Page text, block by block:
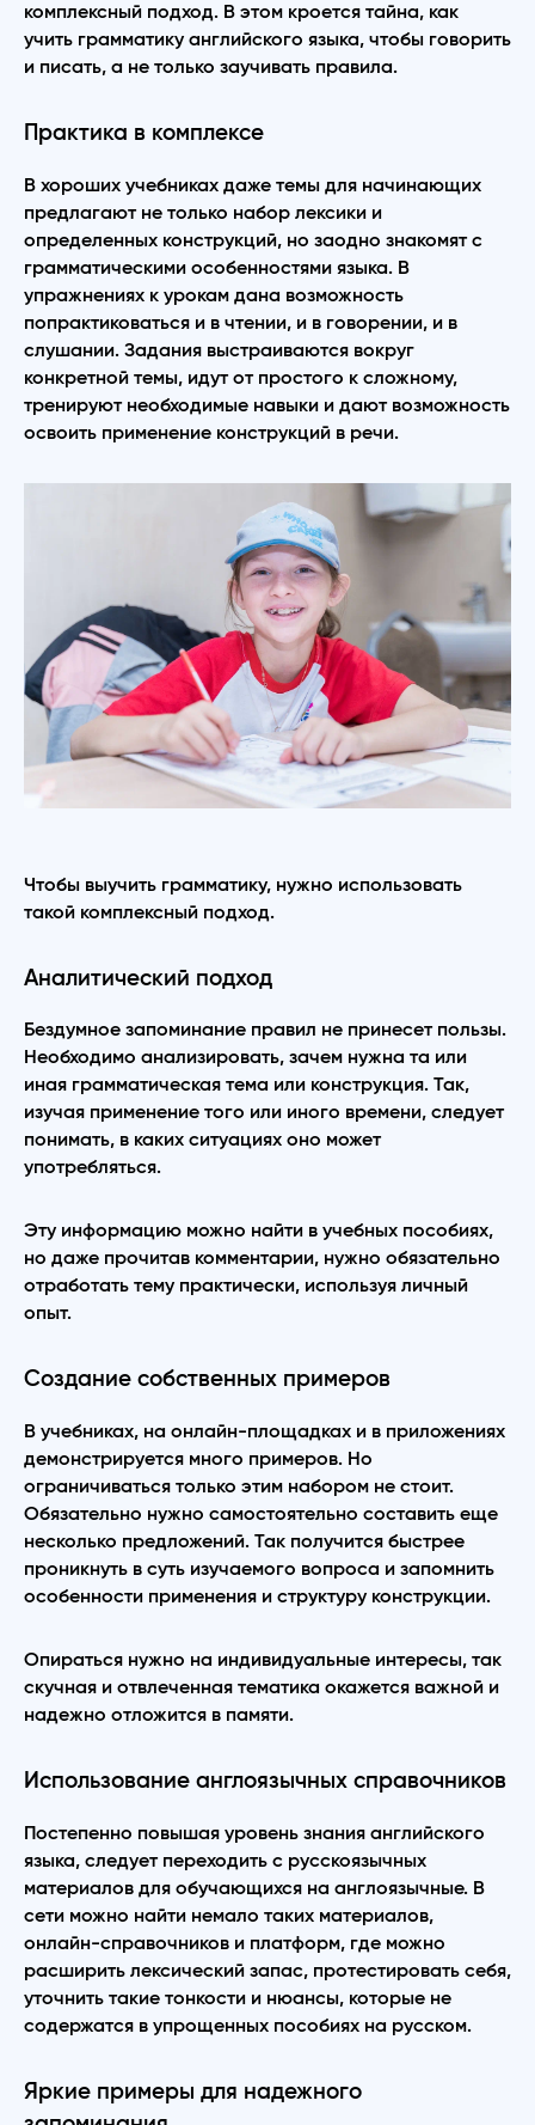
комплексный подход. В этом кроется тайна, как
учить грамматику английского языка, чтобы говорить
и писать, а не только заучивать правила.
Практика в комплексе
В хороших учебниках даже темы для начинающих
предлагают не только набор лексики и
определенных конструкций, но заодно знакомят с
грамматическими особенностями языка. В
упражнениях к урокам дана возможность
попрактиковаться и в чтении, и в говорении, и в
слушании. Задания выстраиваются вокруг
конкретной темы, идут от простого к сложному,
тренируют необходимые навыки и дают возможность
освоить применение конструкций в речи.
Чтобы выучить грамматику, нужно использовать
такой комплексный подход.
Аналитический подход
Бездумное запоминание правил не принесет пользы.
Необходимо анализировать, зачем нужна та или
иная грамматическая тема или конструкция. Так,
изучая применение того или иного времени, следует
понимать, в каких ситуациях оно может
употребляться.
Эту информацию можно найти в учебных пособиях,
но даже прочитав комментарии, нужно обязательно
отработать тему практически, используя личный
опыт.
Создание собственных примеров
В учебниках, на онлайн-площадках и в приложениях
демонстрируется много примеров. Но
ограничиваться только этим набором не стоит.
Обязательно нужно самостоятельно составить еще
несколько предложений. Так получится быстрее
проникнуть в суть изучаемого вопроса и запомнить
особенности применения и структуру конструкции.
Опираться нужно на индивидуальные интересы, так
скучная и отвлеченная тематика окажется важной и
надежно отложится в памяти.
Использование англоязычных справочников
Постепенно повышая уровень знания английского
языка, следует переходить с русскоязычных
материалов для обучающихся на англоязычные. В
сети можно найти немало таких материалов,
онлайн-справочников и платформ, где можно
расширить лексический запас, протестировать себя,
уточнить такие тонкости и нюансы, которые не
содержатся в упрощенных пособиях на русском.
Яркие примеры для надежного